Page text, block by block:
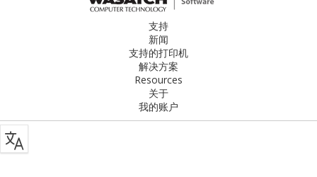
支持
新闻
支持的打印机
解决方案
Resources
关于
我的账户